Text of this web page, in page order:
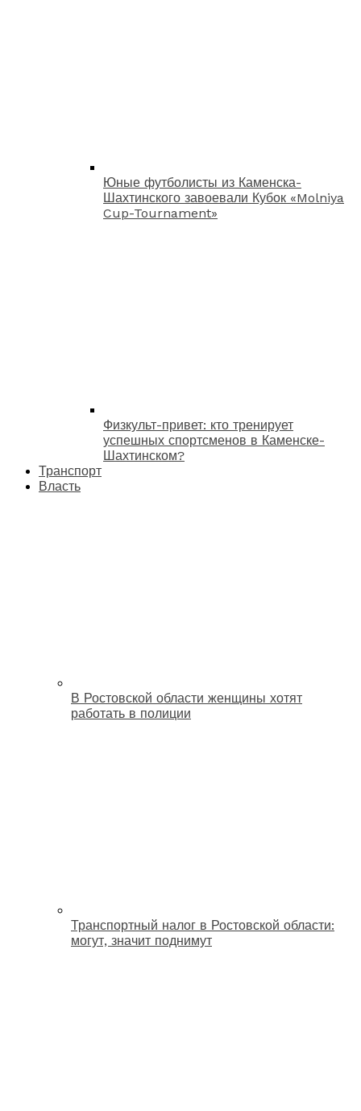
Юные футболисты из Каменска-
Шахтинского завоевали Кубок «Molniya
Cup-Tournament»
Физкульт-привет: кто тренирует
успешных спортсменов в Каменске-
Шахтинском?
Транспорт
Власть
В Ростовской области женщины хотят
работать в полиции
Транспортный налог в Ростовской области:
могут, значит поднимут